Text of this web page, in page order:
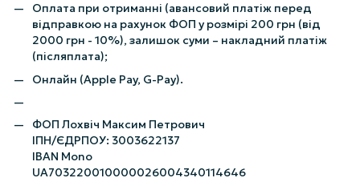
Оплата при отриманні (авансовий платіж перед
відправкою на рахунок ФОП у розмірі 200 грн (від
2000 грн - 10%), залишок суми – накладний платіж
(післяплата);
Онлайн (Apple Pay, G-Pay).
ФОП Лохвіч Максим Петрович
ІПН/ЄДРПОУ: 3003622137
IBAN Mono
UA703220010000026004340114646